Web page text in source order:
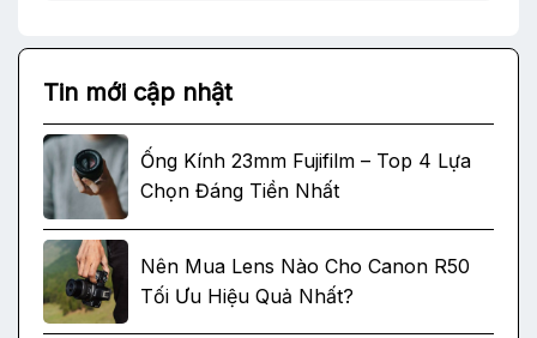
Tin mới cập nhật
Ống Kính 23mm Fujifilm – Top 4 Lựa
Chọn Đáng Tiền Nhất
Nên Mua Lens Nào Cho Canon R50
Tối Ưu Hiệu Quả Nhất?